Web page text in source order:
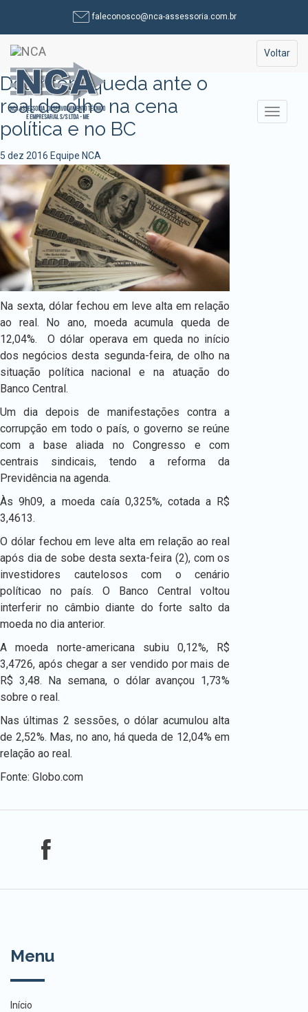
para
o
conteúdo
faleconosco@nca-assessoria.com.br
Toggle
Voltar
Dólar tem queda ante o
real de olho na cena
política e no BC
5 dez 2016 Equipe NCA
Na sexta, dólar fechou em leve alta em relação
ao real. No ano, moeda acumula queda de
12,04%. O dólar operava em queda no início
dos negócios desta segunda-feira, de olho na
situação política nacional e na atuação do
Banco Central.
Um dia depois de manifestações contra a
corrupção em todo o país, o governo se reúne
com a base aliada no Congresso e com
centrais sindicais, tendo a reforma da
Previdência na agenda.
Às 9h09, a moeda caía 0,325%, cotada a R$
3,4613.
O dólar fechou em leve alta em relação ao real
após dia de sobe desta sexta-feira (2), com os
investidores cautelosos com o cenário
políticao no país. O Banco Central voltou
interferir no câmbio diante do forte salto da
moeda no dia anterior.
A moeda norte-americana subiu 0,12%, R$
3,4726, após chegar a ser vendido por mais de
R$ 3,48. Na semana, o dólar avançou 1,73%
sobre o real.
Nas últimas 2 sessões, o dólar acumulou alta
de 2,52%. Mas, no ano, há queda de 12,04% em
relação ao real.
Fonte: Globo.com
Menu
Início